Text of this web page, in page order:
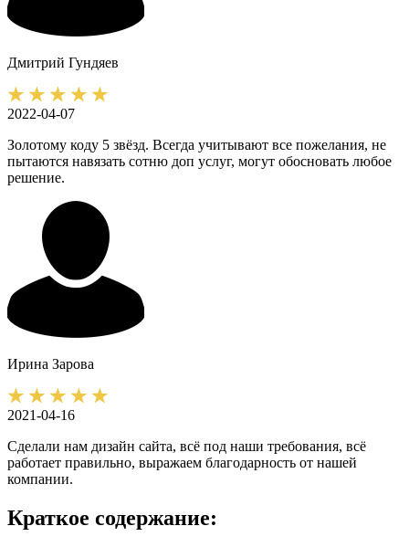
Дмитрий Гундяев
2022-04-07
Золотому коду 5 звёзд. Всегда учитывают все пожелания, не
пытаются навязать сотню доп услуг, могут обосновать любое
решение.
Ирина Зарова
2021-04-16
Сделали нам дизайн сайта, всё под наши требования, всё
работает правильно, выражаем благодарность от нашей
компании.
Краткое содержание: